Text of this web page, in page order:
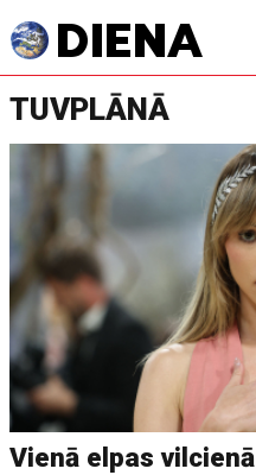
TUVPLĀNĀ
Vienā elpas vilcienā